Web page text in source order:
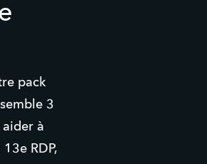
pack
3
aider à
RDP,